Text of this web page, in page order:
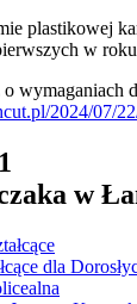
plastikowej
w
wymaganiach
2024/07/
w
dla